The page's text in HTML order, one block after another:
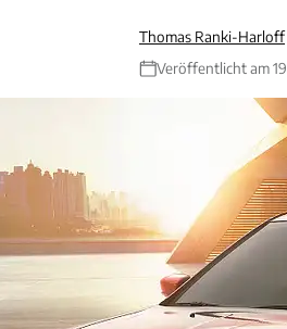
Thomas Ranki-Harloff
Veröffentlicht am